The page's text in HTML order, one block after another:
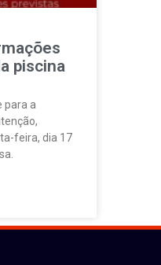
piscina
para a
feira, dia 17